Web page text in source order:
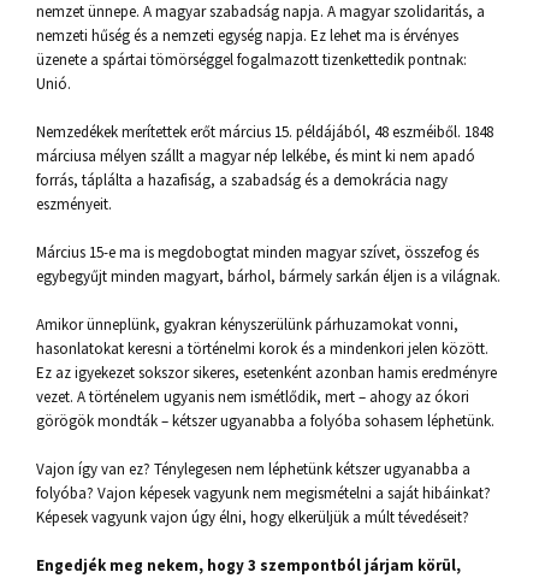
nemzet ünnepe. A magyar szabadság napja. A magyar szolidaritás, a
nemzeti hűség és a nemzeti egység napja. Ez lehet ma is érvényes
üzenete a spártai tömörséggel fogalmazott tizenkettedik pontnak:
Unió.
Nemzedékek merítettek erőt március 15. példájából, 48 eszméiből. 1848
márciusa mélyen szállt a magyar nép lelkébe, és mint ki nem apadó
forrás, táplálta a hazafiság, a szabadság és a demokrácia nagy
eszményeit.
Március 15-e ma is megdobogtat minden magyar szívet, összefog és
egybegyűjt minden magyart, bárhol, bármely sarkán éljen is a világnak.
Amikor ünneplünk, gyakran kényszerülünk párhuzamokat vonni,
hasonlatokat keresni a történelmi korok és a mindenkori jelen között.
Ez az igyekezet sokszor sikeres, esetenként azonban hamis eredményre
vezet. A történelem ugyanis nem ismétlődik, mert – ahogy az ókori
görögök mondták – kétszer ugyanabba a folyóba sohasem léphetünk.
Vajon így van ez? Ténylegesen nem léphetünk kétszer ugyanabba a
folyóba? Vajon képesek vagyunk nem megismételni a saját hibáinkat?
Képesek vagyunk vajon úgy élni, hogy elkerüljük a múlt tévedéseit?
Engedjék meg nekem, hogy 3 szempontból járjam körül,